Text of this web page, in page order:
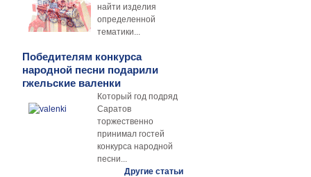
найти изделия
определенной
тематики...
Победителям конкурса
народной песни подарили
гжельские валенки
Который год подряд
Саратов
торжественно
принимал гостей
конкурса народной
песни...
Другие статьи